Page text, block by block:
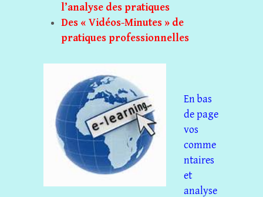
l’analyse des pratiques
Des « Vidéos-Minutes » de
pratiques professionnelles
En bas
de page
vos
comme
ntaires
et
analyse